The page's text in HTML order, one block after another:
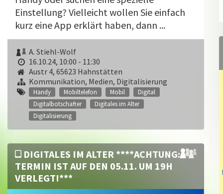
Einstellung? Vielleicht wollen Sie einfach
kurz eine App erklärt haben, dann ...
A. Stiehl-Wolf
16.10.24, 10:00 - 11:30
Austr 4, 65623 Hahnstätten
Kommunikation, Medien, Digitalisierung
Handy Mobiltelefon Mobil
Digital
Digitalbotschafter
Digitales im Alter
Digitalisierung
DIGITALES IM ALTER ****ACHTUNG:
TERMIN IST AUF DEN 05.11. UM 19H
VERLEGT!***